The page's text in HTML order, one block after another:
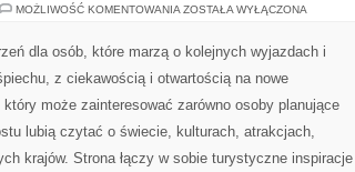
MOŻLIWOŚĆ KOMENTOWANIA INDIE
ZOSTAŁA WYŁĄCZONA
dla osób, które marzą o kolejnych wyjazdach i
z ciekawością i otwartością na nowe
może zainteresować zarówno osoby planujące
lubią czytać o świecie, kulturach, atrakcjach,
krajów. Strona łączy w sobie turystyczne inspiracje